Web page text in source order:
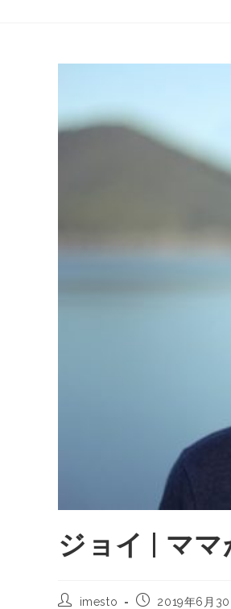
ジョイ | マ
imesto 2019年6月30